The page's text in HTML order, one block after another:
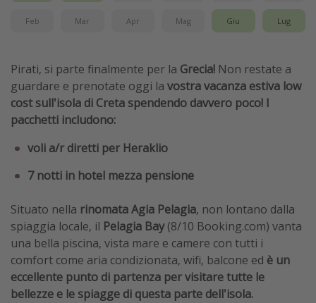
Città più visitate
Feb Mar Apr Mag Giu Lug
Pirati, si parte finalmente per la Grecia! Non restate a
guardare e prenotate oggi la vostra vacanza estiva low
cost sull'isola di Creta spendendo davvero poco! I
pacchetti includono:
voli a/r diretti per Heraklio
7 notti in hotel mezza pensione
Situato nella rinomata Agia Pelagia, non lontano dalla
spiaggia locale, il Pelagia Bay(8/10 Booking.com) vanta
una bella piscina, vista mare e camere con tutti i
comfort come aria condizionata, wifi, balcone ed è un
eccellente punto di partenza per visitare tutte le
bellezze e le spiagge di questa parte dell'isola.